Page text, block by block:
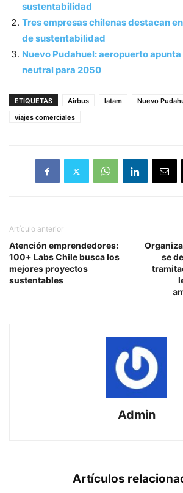
sustentabilidad
Tres empresas chilenas destacan
de sustentabilidad
Nuevo Pudahuel: aeropuerto
neutral para 2050
ETIQUETAS Airbus latam
Nuevo
viajes comerciales
Artículo anterior
Atención emprendedores:
100+ Labs Chile busca los
mejores proyectos
sustentables
se
Admin
Artículos